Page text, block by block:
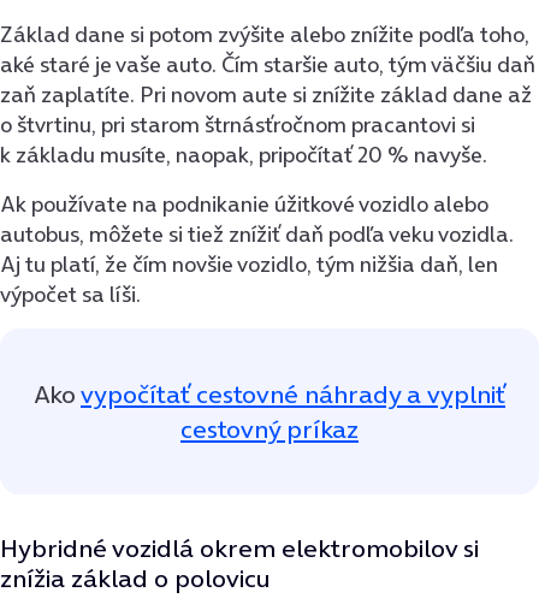
Základ dane si potom zvýšite alebo znížite podľa toho,
aké staré je vaše auto. Čím staršie auto, tým väčšiu daň
zaň zaplatíte. Pri novom aute si znížite základ dane až
o štvrtinu, pri starom štrnásťročnom pracantovi si
k základu musíte, naopak, pripočítať 20 % navyše.
Ak používate na podnikanie úžitkové vozidlo alebo
autobus, môžete si tiež znížiť daň podľa veku vozidla.
Aj tu platí, že čím novšie vozidlo, tým nižšia daň, len
výpočet sa líši.
Akovypočítať cestovné náhrady a vyplniť
cestovný príkaz
Hybridné vozidlá okrem elektromobilov si
znížia základ o polovicu